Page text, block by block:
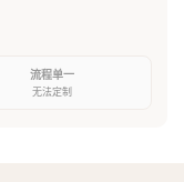
流程单一
无法定制